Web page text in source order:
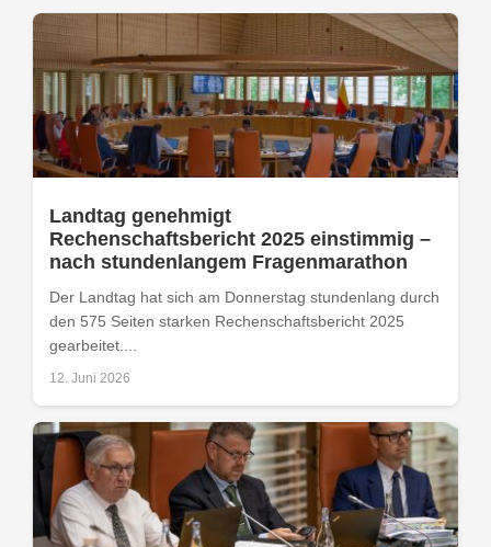
Landtag genehmigt
Rechenschaftsbericht 2025 einstimmig –
nach stundenlangem Fragenmarathon
Der Landtag hat sich am Donnerstag stundenlang durch
den 575 Seiten starken Rechenschaftsbericht 2025
gearbeitet....
12. Juni 2026